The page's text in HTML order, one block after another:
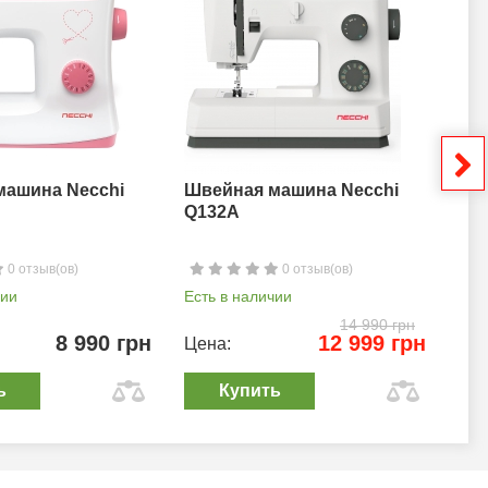
Necchi
0 отзыв(ов)
8 990 грн
Швейная машина Necchi
Q132A
0 отзыв(ов)
Есть в наличии
14 990 грн
Цена: 12 999 грн
Купить